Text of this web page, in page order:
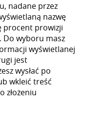
nadane przez
nazwę
procent prowizji
Do wyboru masz
wyświetlanej
jest
wysłać po
wkleić treść
złożeniu